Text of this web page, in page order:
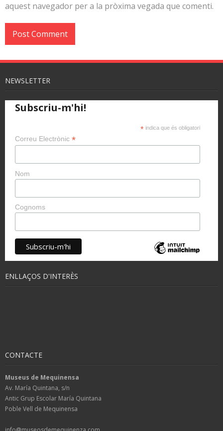
aquest navegador per a la pròxima vegada que comenti.
NEWSLETTER
Subscriu-m'hi!
* indica que és obligatori
Correu Electrònic *
Nom
Cognoms
ENLLAÇOS D'INTERÈS
CONTACTE
Museus de Mequinensa
Av. María Quintana, s/n
Antic Grup Escolar María Quintana
Poble Vell de Mequinensa